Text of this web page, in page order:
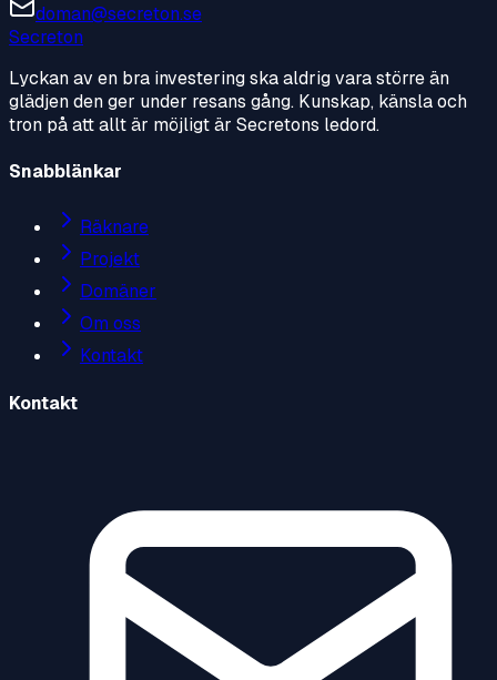
doman@secreton.se
Secreton
Lyckan av en bra investering ska aldrig vara större än
glädjen den ger under resans gång. Kunskap, känsla och
tron på att allt är möjligt är Secretons ledord.
Snabblänkar
Räknare
Projekt
Domäner
Om oss
Kontakt
Kontakt